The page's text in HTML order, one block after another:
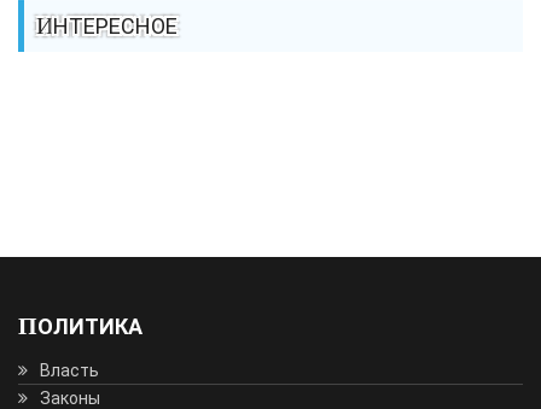
ИНТЕРЕСНОЕ
ПОЛИТИКА
Власть
Законы